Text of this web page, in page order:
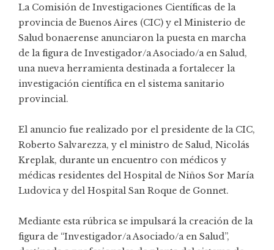
La Comisión de Investigaciones Científicas de la
provincia de Buenos Aires (CIC) y el Ministerio de
Salud bonaerense anunciaron la puesta en marcha
de la figura de Investigador/a Asociado/a en Salud,
una nueva herramienta destinada a fortalecer la
investigación científica en el sistema sanitario
provincial.
El anuncio fue realizado por el presidente de la CIC,
Roberto Salvarezza, y el ministro de Salud, Nicolás
Kreplak, durante un encuentro con médicos y
médicas residentes del Hospital de Niños Sor María
Ludovica y del Hospital San Roque de Gonnet.
Mediante esta rúbrica se impulsará la creación de la
figura de “Investigador/a Asociado/a en Salud”,